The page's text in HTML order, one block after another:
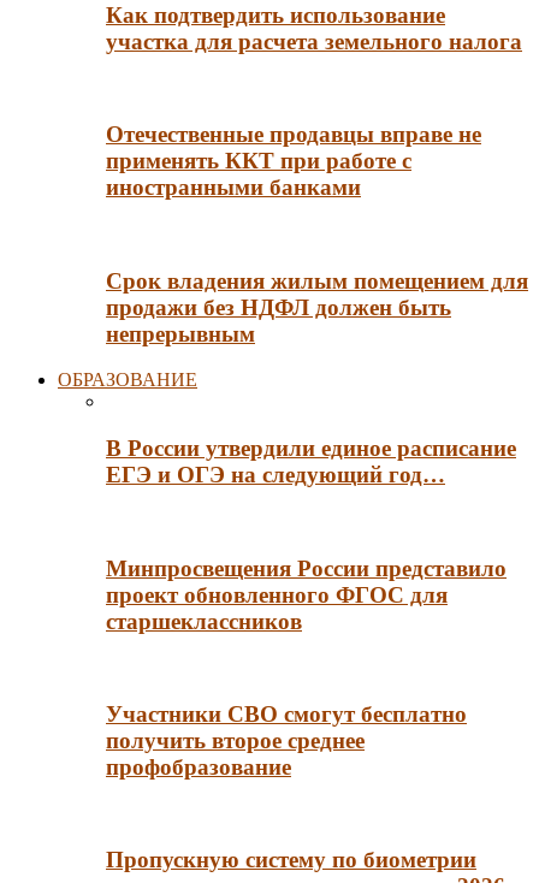
Как подтвердить использование
участка для расчета земельного налога
Отечественные продавцы вправе не
применять ККТ при работе с
иностранными банками
Срок владения жилым помещением для
продажи без НДФЛ должен быть
непрерывным
ОБРАЗОВАНИЕ
В России утвердили единое расписание
ЕГЭ и ОГЭ на следующий год…
Минпросвещения России представило
проект обновленного ФГОС для
старшеклассников
Участники СВО смогут бесплатно
получить второе среднее
профобразование
Пропускную систему по биометрии